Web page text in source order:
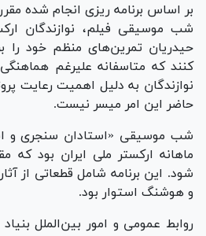
بر اساس برنامه ریزی انجام شده
شب موسیقی فیلم، نوازندگان
حیدریان تمرین‌های منظم خود را
کنند که متاسفانه علیرغم
نوازندگان به دلیل اهمیت رعایت
حاضر این امر میسر نیست.
شب موسیقی «استادان سنجری و
ماهانه ارکستر ملی ایران بود که
شود. این برنامه شامل قطعاتی از
و هوشنگ استوار بود.
روابط عمومی و امور بین‌الملل